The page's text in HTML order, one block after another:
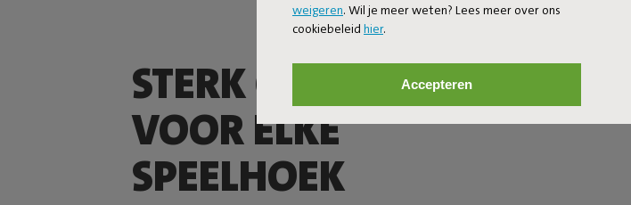
weigeren. Wil je meer weten? Lees meer over ons
cookiebeleid hier.
Accepteren
STERK GENOEG
VOOR ELKE
SPEELHOEK